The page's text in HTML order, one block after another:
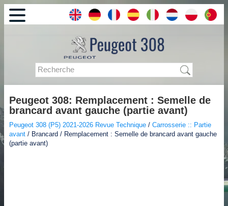
Peugeot 308: Remplacement : Semelle de
brancard avant gauche (partie avant)
Peugeot 308 (P5) 2021-2026 Revue Technique / Carrosserie :: Partie
avant / Brancard / Remplacement : Semelle de brancard avant gauche
(partie avant)